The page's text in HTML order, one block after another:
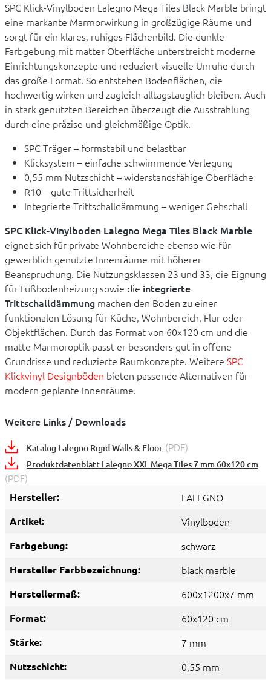
SPC Klick-Vinylboden Lalegno Mega Tiles Black Marble bringt
eine markante Marmorwirkung in großzügige Räume und
sorgt für ein klares, ruhiges Flächenbild. Die dunkle
Farbgebung mit matter Oberfläche unterstreicht moderne
Einrichtungskonzepte und reduziert visuelle Unruhe durch
das große Format. So entstehen Bodenflächen, die
hochwertig wirken und zugleich alltagstauglich bleiben. Auch
in stark genutzten Bereichen überzeugt die Ausstrahlung
durch eine präzise und gleichmäßige Optik.
SPC Träger – formstabil und belastbar
Klicksystem – einfache schwimmende Verlegung
0,55 mm Nutzschicht – widerstandsfähige Oberfläche
R10 – gute Trittsicherheit
Integrierte Trittschalldämmung – weniger Gehschall
SPC Klick-Vinylboden Lalegno Mega Tiles Black Marble
eignet sich für private Wohnbereiche ebenso wie für
gewerblich genutzte Innenräume mit höherer
Beanspruchung. Die Nutzungsklassen 23 und 33, die Eignung
für Fußbodenheizung sowie die integrierte
Trittschalldämmung machen den Boden zu einer
funktionalen Lösung für Küche, Wohnbereich, Flur oder
Objektflächen. Durch das Format von 60x120 cm und die
matte Marmoroptik passt er besonders gut in offene
Grundrisse und reduzierte Raumkonzepte. Weitere SPC
Klickvinyl Designböden bieten passende Alternativen für
modern geplante Innenräume.
Weitere Links / Downloads
Katalog Lalegno Rigid Walls & Floor (PDF)
Produktdatenblatt Lalegno XXL Mega Tiles 7 mm 60x120 cm
(PDF)
Hersteller: LALEGNO
Artikel: Vinylboden
Farbgebung: schwarz
Hersteller Farbbezeichnung: black marble
Herstellermaß: 600x1200x7 mm
Format: 60x120 cm
Stärke: 7 mm
Nutzschicht: 0,55 mm